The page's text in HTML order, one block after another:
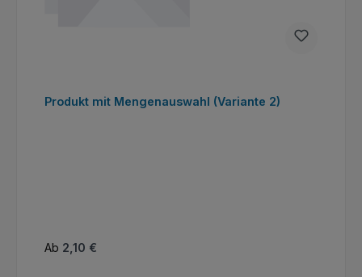
Produkt mit Mengenauswahl (Variante 2)
Regulärer Preis:
Ab 2,10 €